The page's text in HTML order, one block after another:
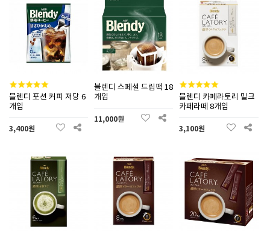
블렌디 포션 커피 저당 6
개입
3,400원
블렌디 스페셜 드립팩 18
개입
11,000원
블렌디 카페라토리 밀크
카페라떼 8개입
3,100원